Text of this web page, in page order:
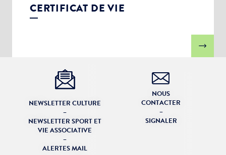
CERTIFICAT DE VIE
NEWSLETTER CULTURE
–
NEWSLETTER SPORT ET
VIE ASSOCIATIVE
–
ALERTES MAIL
NOUS
CONTACTER
–
SIGNALER